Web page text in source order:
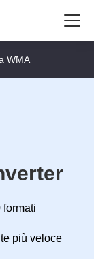
WMA
più veloce